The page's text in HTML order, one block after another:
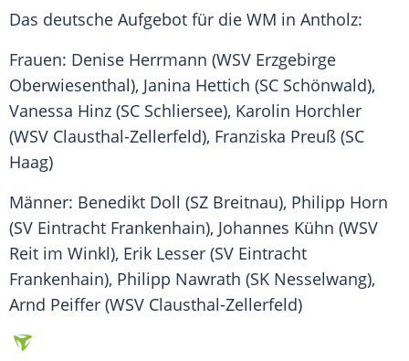
Das deutsche Aufgebot für die WM in Antholz:
Frauen: Denise Herrmann (WSV Erzgebirge
Oberwiesenthal), Janina Hettich (SC Schönwald),
Vanessa Hinz (SC Schliersee), Karolin Horchler
(WSV Clausthal-Zellerfeld), Franziska Preuß (SC
Haag)
Männer: Benedikt Doll (SZ Breitnau), Philipp Horn
(SV Eintracht Frankenhain), Johannes Kühn (WSV
Reit im Winkl), Erik Lesser (SV Eintracht
Frankenhain), Philipp Nawrath (SK Nesselwang),
Arnd Peiffer (WSV Clausthal-Zellerfeld)